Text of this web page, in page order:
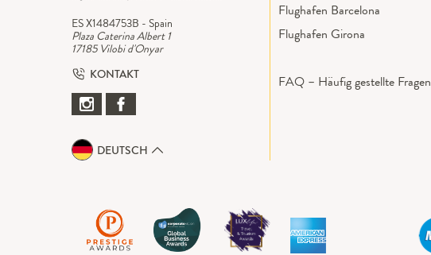
ES X1484753B - Spain
Plaza Caterina Albert 1
17185 Vilobi d'Onyar
KONTAKT
DEUTSCH
Flughafen Barcelona
Flughafen Girona
FAQ – Häufig gestellte Fragen